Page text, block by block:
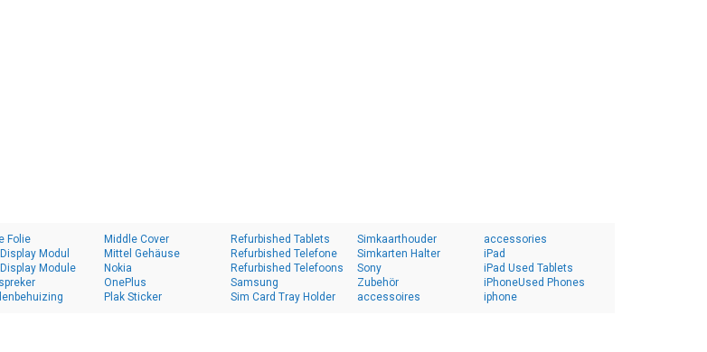
Folie
Display Modul
Display Module
Middle Cover
Mittel Gehäuse
Nokia
OnePlus
Plak Sticker
Refurbished Tablets
Refurbished Telefone
Refurbished Telefoons
Samsung
Sim Card Tray Holder
Simkaarthouder
Simkarten Halter
Sony
Zubehör
accessoires
accessories
iPad
iPad Used Tablets
iPhoneUsed Phones
iphone